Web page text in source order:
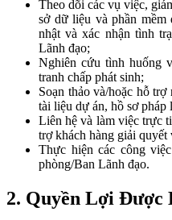
Theo dõi các vụ việc,
sở dữ liệu và phần
nhật và xác nhận tình
Lãnh đạo;
Nghiên cứu tình huống
tranh chấp phát sinh;
Soạn thảo và/hoặc hỗ
tài liệu dự án, hồ sơ pháp
Liên hệ và làm việc trực
trợ khách hàng giải quyết
Thực hiện các công
phòng/Ban Lãnh đạo.
2. Quyền Lợi Được